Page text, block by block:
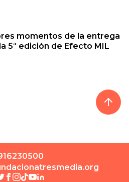
momentos de la entrega
5ª edición de Efecto MIL